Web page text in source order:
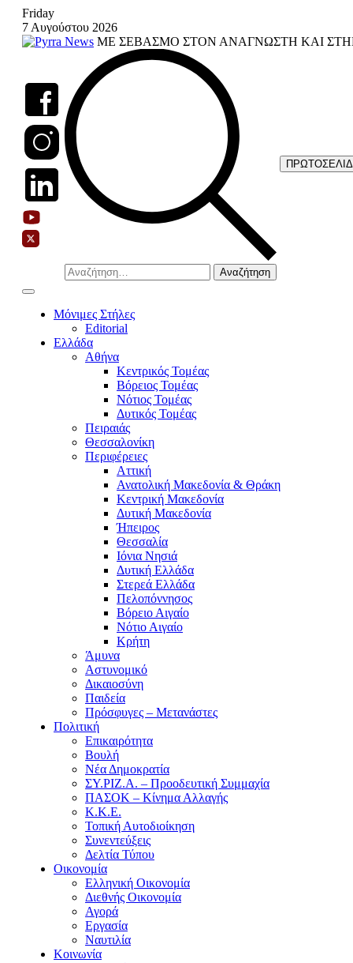
Skip
content
Friday
7 Αυγούστου 2026
ΜΕ ΣΕΒΑΣΜΟ ΣΤΟΝ ΑΝΑΓΝΩΣΤΗ ΚΑΙ
Αναζήτηση
για:
Μόνιμες Στήλες
Editorial
Ελλάδα
Αθήνα
Κεντρικός Τομέας
Βόρειος Τομέας
Νότιος Τομέας
Δυτικός Τομέας
Πειραιάς
Θεσσαλονίκη
Περιφέρειες
Αττική
Ανατολική Μακεδονία & Θράκη
Κεντρική Μακεδονία
Δυτική Μακεδονία
Ήπειρος
Θεσσαλία
Ιόνια Νησιά
Δυτική Ελλάδα
Στερεά Ελλάδα
Πελοπόννησος
Βόρειο Αιγαίο
Νότιο Αιγαίο
Κρήτη
Άμυνα
Αστυνομικό
Δικαιοσύνη
Παιδεία
Πρόσφυγες – Μετανάστες
Πολιτική
Επικαιρότητα
Βουλή
Νέα Δημοκρατία
ΣΥ.ΡΙΖ.Α. – Προοδευτική Συμμαχία
ΠΑΣΟΚ – Κίνημα Αλλαγής
Κ.Κ.Ε.
Τοπική Αυτοδιοίκηση
Συνεντεύξεις
Δελτία Τύπου
Οικονομία
Ελληνική Οικονομία
Διεθνής Οικονομία
Αγορά
Εργασία
Ναυτιλία
Κοινωνία